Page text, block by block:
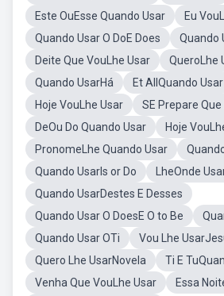
Este OuEsse Quando Usar
Eu
Quando Usar O DoE Does
Quando
Deite Que VouLhe Usar
QueroLhe
Quando UsarHá
Et AllQuando Usar
Hoje VouLhe Usar
SE Prepare
DeOu Do Quando Usar
Hoje
PronomeLhe Quando Usar
Quando UsarIs or Do
LheOnde
Quando UsarDestes E Desses
Quando Usar O DoesE O to Be
Quando Usar OTi
Vou Lhe
Quero Lhe UsarNovela
Ti E
Venha Que VouLhe Usar
Essa